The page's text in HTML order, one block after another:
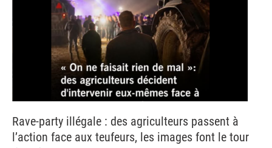
Rave-party illégale : des agriculteurs passent à
l’action face aux teufeurs, les images font le tour